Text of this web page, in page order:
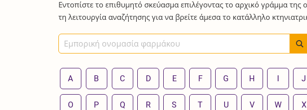
Εντοπίστε το επιθυμητό σκεύασμα επιλέγοντας το αρχικό γράμμα της
τη λειτουργία αναζήτησης για να βρείτε άμεσα το κατάλληλο
A B C D E F G H I J
O P Q R S T U V W X